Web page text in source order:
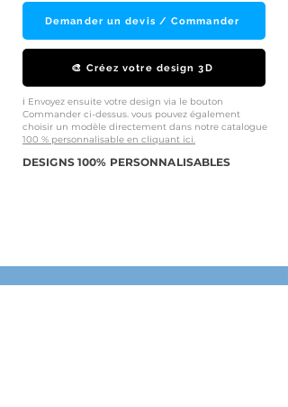
Demander un devis / Commander
🎨 Créez votre design 3D
ℹ️ Envoyez ensuite votre design via le bouton
Commander ci-dessus. vous pouvez également
choisir un modèle directement dans notre catalogue
100 % personnalisable en cliquant ici.
DESIGNS 100% PERSONNALISABLES